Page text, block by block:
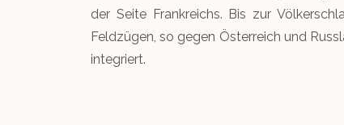
der Seite Frankreichs. Bis zur
Feldzügen, so gegen Österreich und
integriert.